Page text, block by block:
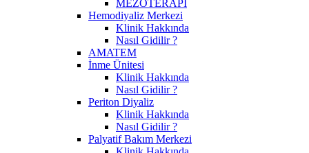
MEZOTERAPİ
Hemodiyaliz Merkezi
Klinik Hakkında
Nasıl Gidilir ?
AMATEM
İnme Ünitesi
Klinik Hakkında
Nasıl Gidilir ?
Periton Diyaliz
Klinik Hakkında
Nasıl Gidilir ?
Palyatif Bakım Merkezi